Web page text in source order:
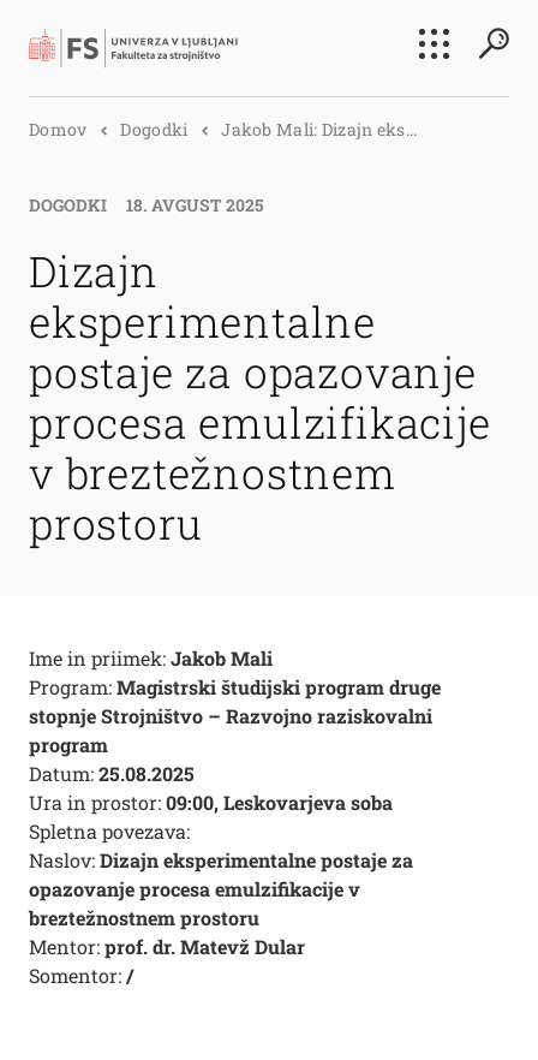
Išči
Domov Dogodki Jakob Mali: Dizajn eks...
DOGODKI 18. AVGUST 2025
Dizajn
eksperimentalne
postaje za opazovanje
procesa emulzifikacije
v breztežnostnem
prostoru
Ime in priimek:Jakob Mali
Program:Magistrski študijski program druge
stopnje Strojništvo – Razvojno raziskovalni
program
Datum:25.08.2025
Ura in prostor:09:00, Leskovarjeva soba
Spletna povezava:
Naslov:Dizajn eksperimentalne postaje za
opazovanje procesa emulzifikacije v
breztežnostnem prostoru
Mentor:prof. dr. Matevž Dular
Somentor:/